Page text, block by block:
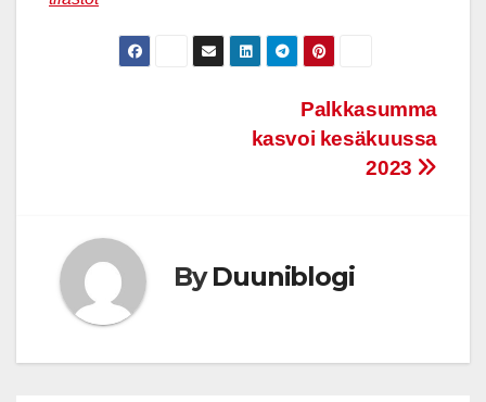
Palkkasumma
kasvoi kesäkuussa
2023
ByDuuniblogi